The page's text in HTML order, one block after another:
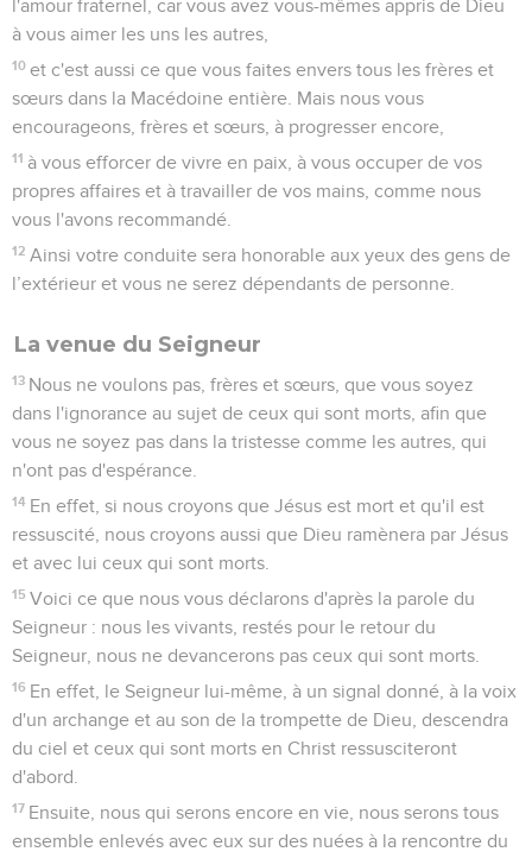
l'amour fraternel, car vous avez vous-mêmes appris de Dieu
à vous aimer les uns les autres,
10 et c'est aussi ce que vous faites envers tous les frères et
sœurs dans la Macédoine entière. Mais nous vous
encourageons, frères et sœurs, à progresser encore,
11 à vous efforcer de vivre en paix, à vous occuper de vos
propres affaires et à travailler de vos mains, comme nous
vous l'avons recommandé.
12 Ainsi votre conduite sera honorable aux yeux des gens de
l’extérieur et vous ne serez dépendants de personne.
La venue du Seigneur
13 Nous ne voulons pas, frères et sœurs, que vous soyez
dans l'ignorance au sujet de ceux qui sont morts, afin que
vous ne soyez pas dans la tristesse comme les autres, qui
n'ont pas d'espérance.
14 En effet, si nous croyons que Jésus est mort et qu'il est
ressuscité, nous croyons aussi que Dieu ramènera par Jésus
et avec lui ceux qui sont morts.
15 Voici ce que nous vous déclarons d'après la parole du
Seigneur : nous les vivants, restés pour le retour du
Seigneur, nous ne devancerons pas ceux qui sont morts.
16 En effet, le Seigneur lui-même, à un signal donné, à la voix
d'un archange et au son de la trompette de Dieu, descendra
du ciel et ceux qui sont morts en Christ ressusciteront
d'abord.
17 Ensuite, nous qui serons encore en vie, nous serons tous
ensemble enlevés avec eux sur des nuées à la rencontre du